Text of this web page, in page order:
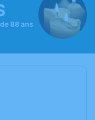
88 ans